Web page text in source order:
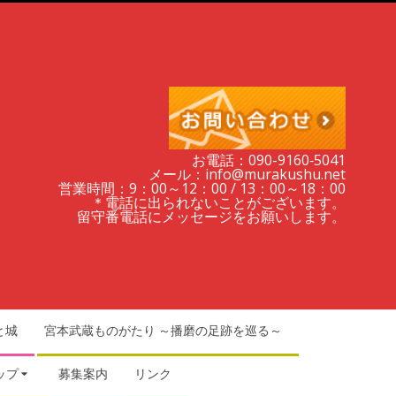
お電話：090-9160‐5041
メール：info@murakushu.net
営業時間：9：00～12：00 / 13：00～18：00
＊電話に出られないことがございます。
留守番電話にメッセージをお願いします。
城 宮本武蔵ものがたり ～播磨の足跡を巡る～
プ 募集案内 リンク